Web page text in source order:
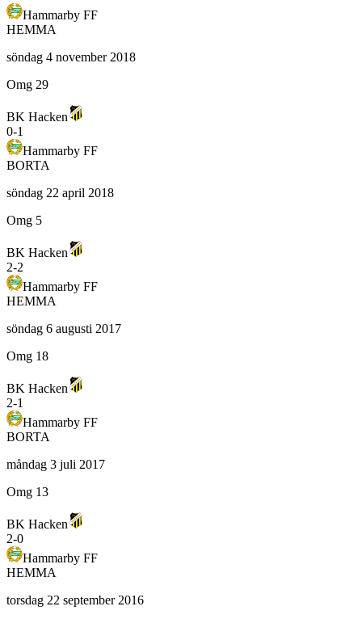
Hammarby FF
HEMMA
söndag 4 november 2018
Omg 29
BK Hacken
0-1
Hammarby FF
BORTA
söndag 22 april 2018
Omg 5
BK Hacken
2-2
Hammarby FF
HEMMA
söndag 6 augusti 2017
Omg 18
BK Hacken
2-1
Hammarby FF
BORTA
måndag 3 juli 2017
Omg 13
BK Hacken
2-0
Hammarby FF
HEMMA
torsdag 22 september 2016